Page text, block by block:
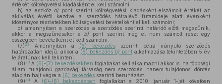
értékét költségvetési kiadásként el kell számolni;
b) az eszköza)
pont szerint költségvetési kiadásként elszámolt értékét az
aktiválás évétől kezdve a szerződés hátralévő futamideje alatt évenként
időarányos részletekben költségvetési bevételként el kell számolni;
c) amennyiben a szerződés a szerződés szerinti határidő előtt megszűnik,
akkor a megszűnésekor a b) pont szerint még el nem számolt részt egy
összegben bevételként el kell számolni.
(7) 22 Amennyiben a (6) bekezdésszerinti célra irányuló szerződés
határozatlan idejű, akkor a (6) bekezdés b) pontalkalmazása tekintetében 5 év
lejáratúnak kell tekinteni.
(8) 23 A (6)–(7) bekezdésekben foglaltakat kell alkalmazni akkor is, ha többségi
állami tulajdonú gazdasági társaság nem szerződés, hanem tulajdonosi döntés
alapján hajt végre a (6) bekezdés szerinti beruházást.
(9) 24 A (6)–(8) bekezdésben foglaltakat a 2010. január 1-jét követően